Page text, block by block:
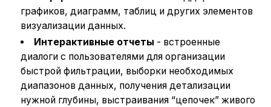
графиков, диаграмм, таблиц и других элементов
визуализации данных.
Интерактивные отчеты - встроенные
диалоги с пользователями для организации
быстрой фильтрации, выборки необходимых
диапазонов данных, получения детализации
нужной глубины, выстраивания “цепочек” живого